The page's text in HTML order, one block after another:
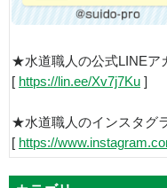
★水道職人の公式LINEア
[ https://lin.ee/Xv7j7Ku ]
★水道職人のインスタグ
[ https://